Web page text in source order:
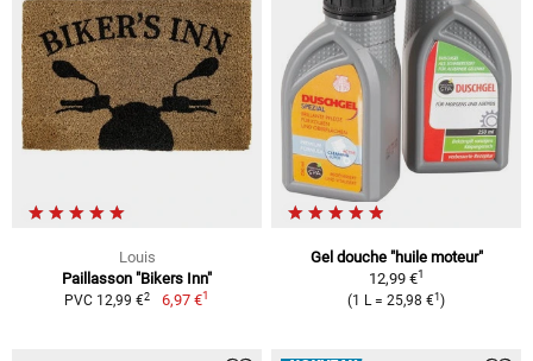
Louis
Paillasson "Bikers Inn"
PVC 12,99 €2 6,97 €1
Gel douche "huile moteur"
12,99 €1
(1 L = 25,98 €1 )